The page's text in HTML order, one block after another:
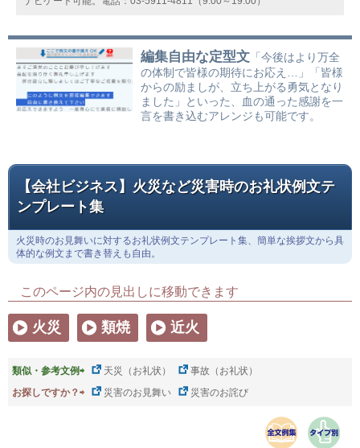
編集自由な定型文 「今後はより万全
の体制で皆様の期待にお応え…」「皆様
からの励ましが、立ち上がる勇気となり
ました」といった、血の通った感謝を一
言を書き込むアレンジも可能です。
【会社ビジネス】火災など災害時のお礼状例文テ
ンプレート集
火災時のお見舞いに対するお礼状例文テンプレート集、簡単な挨拶文から具
体的な例文まで書き替えも自由。
このページ内の見出しに移動できます
火災 類焼 近火
類似・参考文例⇨ 天災（お礼状）
事故（お礼状）
お探しですか？⇨
災害のお見舞い 災害のお詫び